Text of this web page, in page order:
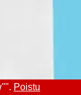
Poistu